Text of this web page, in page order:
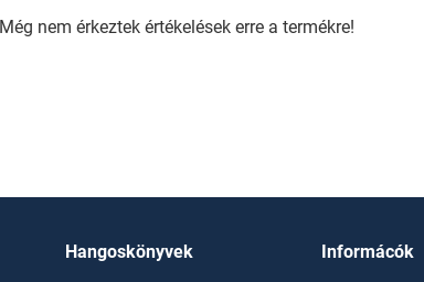
Még nem érkeztek értékelések erre a termékre!
Hangoskönyvek Informácók